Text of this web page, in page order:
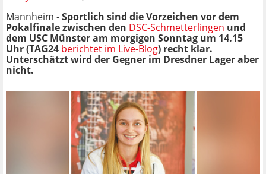
Mannheim -Sportlich sind die Vorzeichen vor dem
Pokalfinale zwischen den DSC-Schmetterlingen und
dem USC Münster am morgigen Sonntag um 14.15
Uhr (TAG24 berichtet im Live-Blog) recht klar.
Unterschätzt wird der Gegner im Dresdner Lager aber
nicht.